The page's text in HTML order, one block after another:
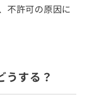
不許可の原因に
うする？